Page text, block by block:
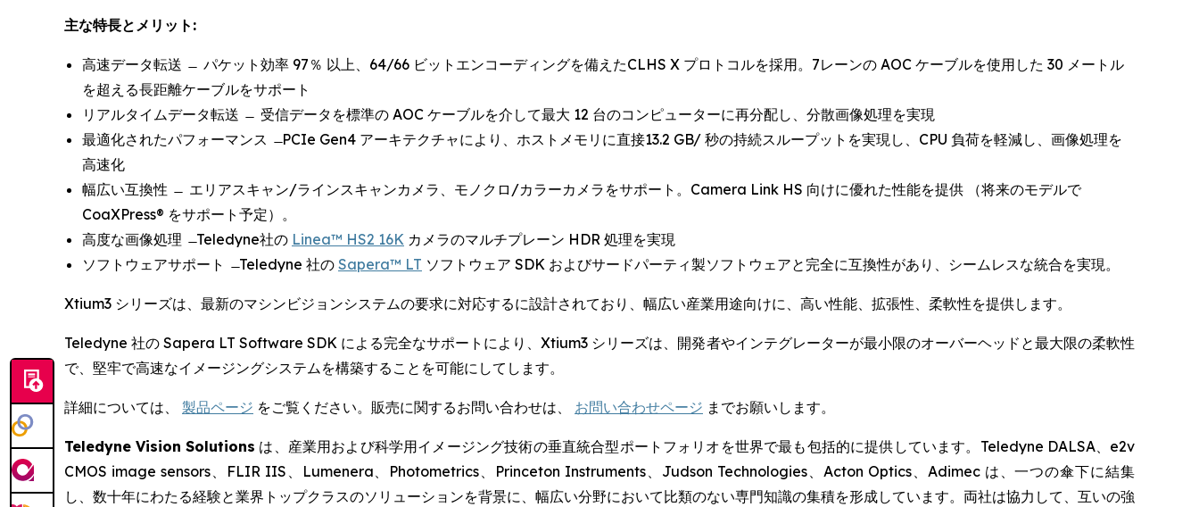
主な特長とメリット:
高速データ転送 ̶ パケット効率 97％ 以上、64/66 ビットエンコーディングを備えたCLHS X プロトコルを採用。7レーンの AOC ケーブルを使用した 30 メートル
を超える長距離ケーブルをサポート
リアルタイムデータ転送 ̶ 受信データを標準の AOC ケーブルを介して最大 12 台のコンピューターに再分配し、分散画像処理を実現
最適化されたパフォーマンス ̶ PCIe Gen4 アーキテクチャにより、ホストメモリに直接13.2 GB/ 秒の持続スループットを実現し、CPU 負荷を軽減し、画像処理を
高速化
幅広い互換性 ̶ エリアスキャン/ラインスキャンカメラ、モノクロ/カラーカメラをサポート。Camera Link HS 向けに優れた性能を提供 （将来のモデルで
CoaXPress® をサポート予定）。
高度な画像処理 ̶ Teledyne社の Linea™ HS2 16K カメラのマルチプレーン HDR 処理を実現
ソフトウェアサポート ̶ Teledyne 社の Sapera™ LT ソフトウェア SDK およびサードパーティ製ソフトウェアと完全に互換性があり、シームレスな統合を実現。
Xtium3 シリーズは、最新のマシンビジョンシステムの要求に対応するに設計されており、幅広い産業用途向けに、高い性能、拡張性、柔軟性を提供します。
Teledyne 社の Sapera LT Software SDK による完全なサポートにより、Xtium3 シリーズは、開発者やインテグレーターが最小限のオーバーヘッドと最大限の柔軟性
で、堅牢で高速なイメージングシステムを構築することを可能にしてします。
詳細については、 製品ページ をご覧ください。販売に関するお問い合わせは、 お問い合わせページ までお願いします。
Teledyne Vision Solutions は、産業用および科学用イメージング技術の垂直統合型ポートフォリオを世界で最も包括的に提供しています。Teledyne DALSA、e2v
CMOS image sensors、FLIR IIS、Lumenera、Photometrics、Princeton Instruments、Judson Technologies、Acton Optics、Adimec は、一つの傘下に結集
し、数十年にわたる経験と業界トップクラスのソリューションを背景に、幅広い分野において比類のない専門知識の集積を形成しています。両社は協力して、互いの強